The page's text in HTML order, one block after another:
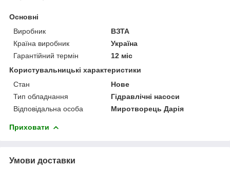
Основні
Виробник
ВЗТА
Країна виробник
Україна
Гарантійний термін
12 міс
Користувальницькі характеристики
Стан
Нове
Тип обладнання
Гідравлічні насоси
Відповідальна особа
Миротворець Дарія
Приховати
Умови доставки